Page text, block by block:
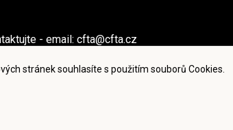
stránek souhlasíte s použitím souborů Cookies.
- email: cfta@cfta.cz
cookies